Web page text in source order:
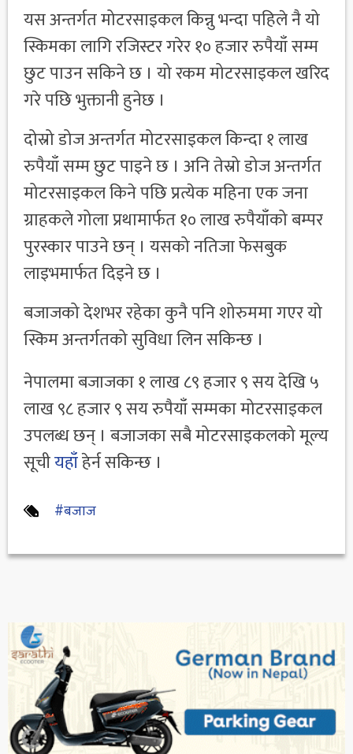
यस अन्तर्गत मोटरसाइकल किन्नु भन्दा पहिले नै यो
स्किमका लागि रजिस्टर गरेर १० हजार रुपैयाँ सम्म
छुट पाउन सकिने छ । यो रकम मोटरसाइकल खरिद
गरे पछि भुक्तानी हुनेछ ।
दोस्रो डोज अन्तर्गत मोटरसाइकल किन्दा १ लाख
रुपैयाँ सम्म छुट पाइने छ । अनि तेस्रो डोज अन्तर्गत
मोटरसाइकल किने पछि प्रत्येक महिना एक जना
ग्राहकले गोला प्रथामार्फत १० लाख रुपैयाँको बम्पर
पुरस्कार पाउने छन् । यसको नतिजा फेसबुक
लाइभमार्फत दिइने छ ।
बजाजको देशभर रहेका कुनै पनि शोरुममा गएर यो
स्किम अन्तर्गतको सुविधा लिन सकिन्छ ।
नेपालमा बजाजका १ लाख ८९ हजार ९ सय देखि ५
लाख ९८ हजार ९ सय रुपैयाँ सम्मका मोटरसाइकल
उपलब्ध छन् । बजाजका सबै मोटरसाइकलको मूल्य
सूचीयहाँहेर्न सकिन्छ ।
#बजाज